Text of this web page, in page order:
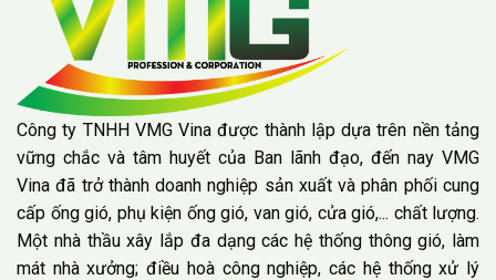
Công ty TNHH VMG Vina được thành lập dựa trên nền tảng
vững chắc và tâm huyết của Ban lãnh đạo, đến nay VMG
Vina đã trở thành doanh nghiệp sản xuất và phân phối cung
cấp ống gió, phụ kiện ống gió, van gió, cửa gió,... chất lượng.
Một nhà thầu xây lắp đa dạng các hệ thống thông gió, làm
mát nhà xưởng; điều hoà công nghiệp, các hệ thống xử lý